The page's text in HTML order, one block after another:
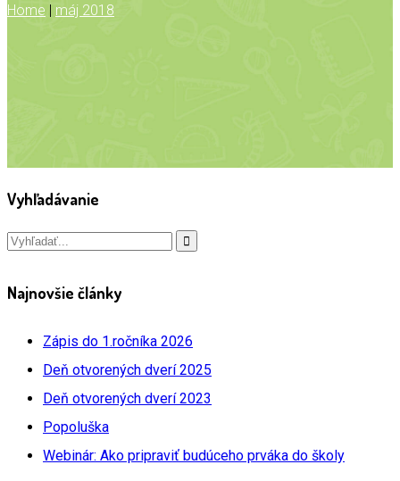
Home | máj 2018
Vyhľadávanie
Najnovšie články
Zápis do 1.ročníka 2026
Deň otvorených dverí 2025
Deň otvorených dverí 2023
Popoluška
Webinár: Ako pripraviť budúceho prváka do školy